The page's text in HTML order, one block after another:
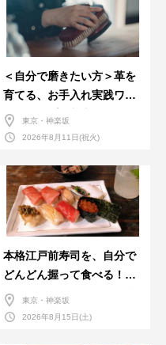
＜自分で磨きたい方＞革を
育てる、お手入れ実践ワー
クショップ。基本編！
東京・神楽坂
2026年8月11日(祝火)
本格江戸前寿司を、自分で
どんどん握って食べる！職
人さんに教わる＜握りの練
習会＞８月
東京・神楽坂
2026年8月15日(土)